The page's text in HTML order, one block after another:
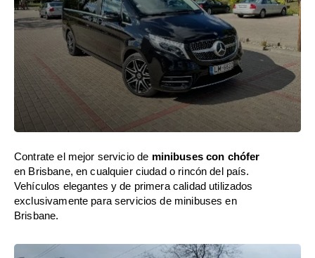
Contrate el mejor servicio de minibuses con chófer
en Brisbane, en cualquier ciudad o rincón del país.
Vehículos elegantes y de primera calidad utilizados
exclusivamente para servicios de minibuses en
Brisbane.